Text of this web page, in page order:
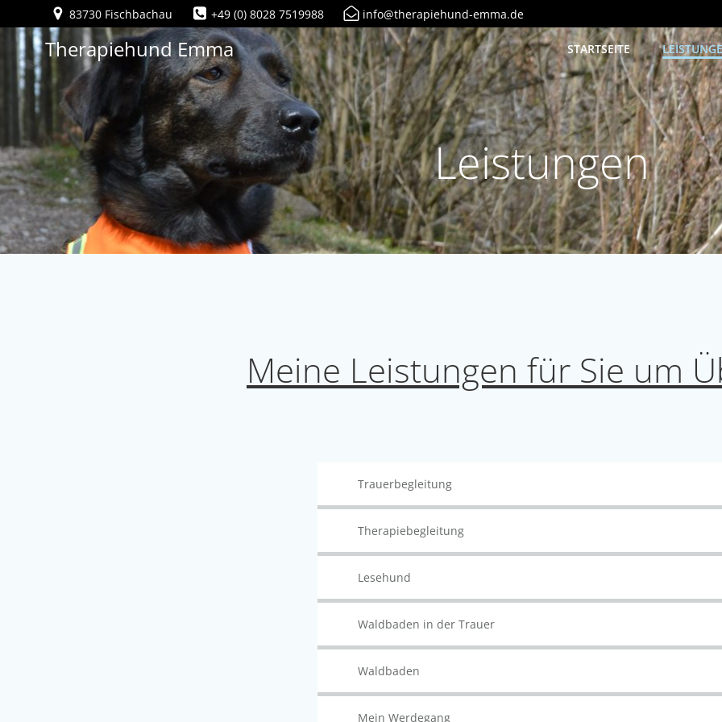
Inhalt
springen
83730 Fischbachau +49 (0) 8028 7519988 info@therapiehund-emma.de
Therapiehund Emma STARTSEITE
Leistungen
Meine Leistungen für Sie um
Trauerbegleitung
Therapiebegleitung
Lesehund
Waldbaden in der Trauer
Waldbaden
Mein Werdegang